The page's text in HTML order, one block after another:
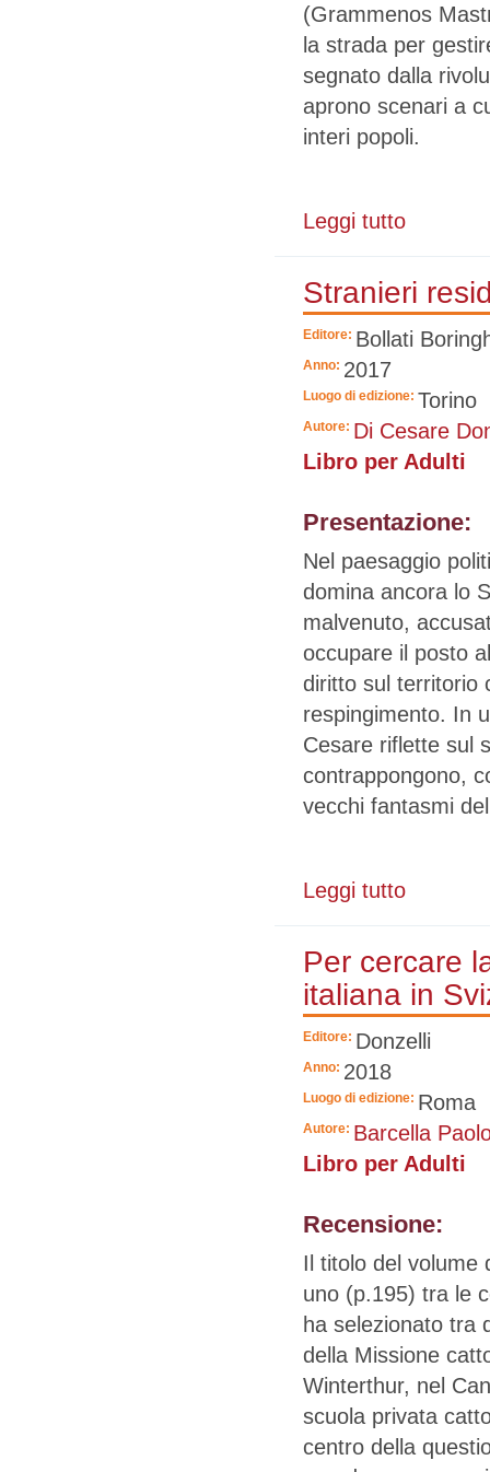
(Grammenos
la strada per
segnato dalla
aprono scenari a
interi popoli.
Leggi tutto
Stranieri
Editore: Bollati
Anno: 2017
Luogo di edizione: Torino
Autore: Di Cesare
Libro per Adulti
Presentazione:
Nel paesaggio
domina ancora lo
malvenuto,
occupare il posto
diritto sul territorio
respingimento. In
Cesare riflette sul
contrappongono,
vecchi fantasmi
Leggi tutto
Per cercare
italiana in
Editore: Donzelli
Anno: 2018
Luogo di edizione: Roma
Autore: Barcella
Libro per Adulti
Recensione:
Il titolo del volume
uno (p.195) tra le
ha selezionato tra
della Missione
Winterthur, nel
scuola privata
centro della